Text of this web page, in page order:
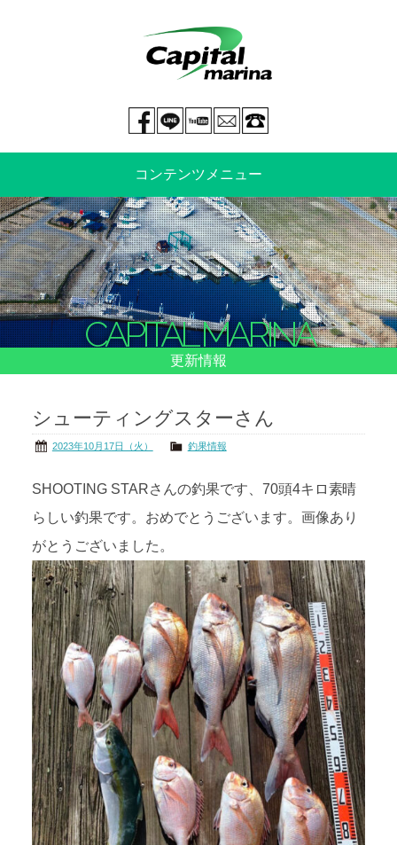
mail
You tube
LINE@
Facebook page
コンテンツメニュー
中古艇情報 新艇情報
船のご売却 整備・特殊艤装
船舶保険 マリーナ情報・料金表
茨城の海 公式ブログ
会社概要 リンク
CAPITAL MARINA
更新情報
シューティングスターさん
2023年10月17日（火） 釣果情報
SHOOTING STARさんの釣果です、70頭4キロ素晴
らしい釣果です。おめでとうございます。画像あり
がとうございました。